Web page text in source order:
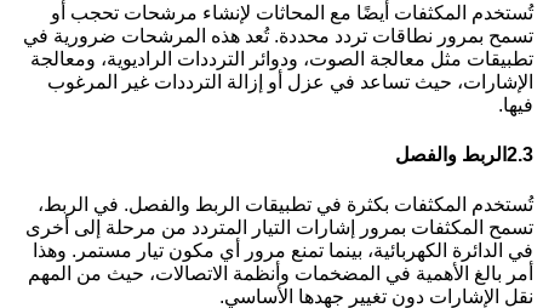
تُستخدم المكثفات أيضًا مع المحاثات لإنشاء مرشحات تحجب أو
تسمح بمرور نطاقات تردد محددة. تُعد هذه المرشحات ضرورية في
تطبيقات مثل معالجة الصوت، ودوائر الترددات الراديوية، ومعالجة
الإشارات، حيث تساعد في عزل أو إزالة الترددات غير المرغوب
فيها.
2.3 الربط والفصل
تُستخدم المكثفات بكثرة في تطبيقات الربط والفصل. في الربط،
تسمح المكثفات بمرور إشارات التيار المتردد من مرحلة إلى أخرى
في الدائرة الكهربائية، بينما تمنع مرور أي مكون تيار مستمر. وهذا
أمر بالغ الأهمية في المضخمات وأنظمة الاتصالات، حيث من المهم
نقل الإشارات دون تغيير جهدها الأساسي.